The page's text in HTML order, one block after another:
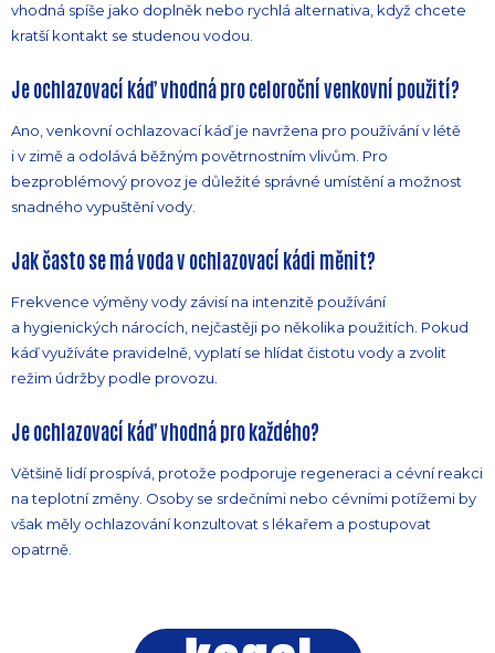
vhodná spíše jako doplněk nebo rychlá alternativa, když chcete
kratší kontakt se studenou vodou.
Je ochlazovací káď vhodná pro celoroční venkovní použití?
Ano, venkovní ochlazovací káď je navržena pro používání v létě
i v zimě a odolává běžným povětrnostním vlivům. Pro
bezproblémový provoz je důležité správné umístění a možnost
snadného vypuštění vody.
Jak často se má voda v ochlazovací kádi měnit?
Frekvence výměny vody závisí na intenzitě používání
a hygienických nárocích, nejčastěji po několika použitích. Pokud
káď využíváte pravidelně, vyplatí se hlídat čistotu vody a zvolit
režim údržby podle provozu.
Je ochlazovací káď vhodná pro každého?
Většině lidí prospívá, protože podporuje regeneraci a cévní reakci
na teplotní změny. Osoby se srdečními nebo cévními potížemi by
však měly ochlazování konzultovat s lékařem a postupovat
opatrně.